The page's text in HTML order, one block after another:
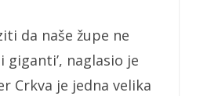
da naše župe ne
giganti’, naglasio je
Crkva je jedna velika